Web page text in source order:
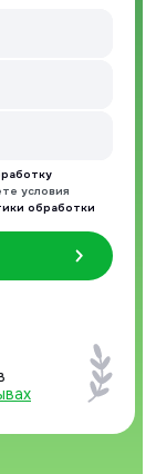
условия
обработки